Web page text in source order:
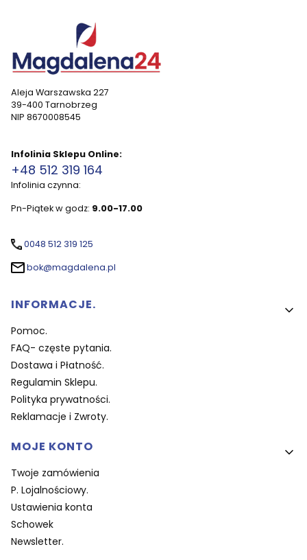
Aleja Warszawska 227
39-400 Tarnobrzeg
NIP 8670008545
Infolinia Sklepu Online:
+48 512 319 164
Infolinia czynna:
Pn-Piątek w godz: 9.00-17.00
0048 512 319 125
bok@magdalena.pl
Linki w stopce
INFORMACJE.
Pomoc.
FAQ- częste pytania.
Dostawa i Płatność.
Regulamin Sklepu.
Polityka prywatności.
Reklamacje i Zwroty.
MOJE KONTO
Twoje zamówienia
P. Lojalnościowy.
Ustawienia konta
Schowek
Newsletter.